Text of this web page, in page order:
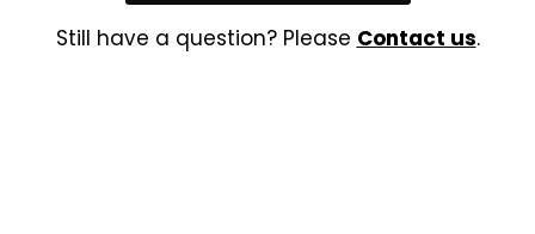
Still have a question? Please Contact us.